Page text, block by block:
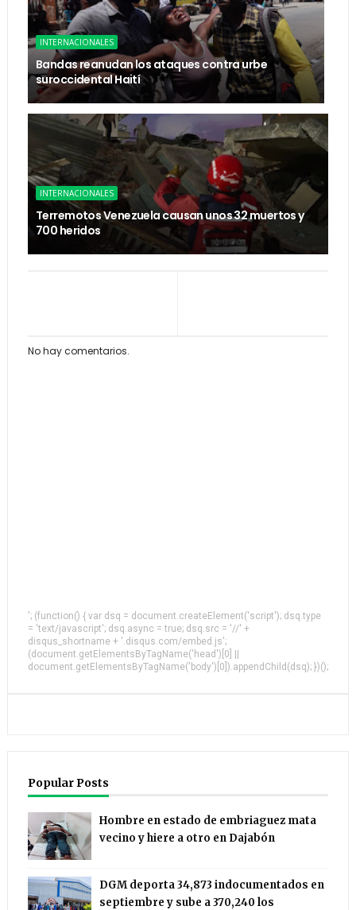
INTERNACIONALES
Bandas reanudan los ataques contra urbe
suroccidental Haití
INTERNACIONALES
Terremotos Venezuela causan unos 32 muertos y
700 heridos
No hay comentarios.
'; (function() { var dsq = document.createElement('script'); dsq.type
= 'text/javascript'; dsq.async = true; dsq.src = '//' +
disqus_shortname + '.disqus.com/embed.js';
(document.getElementsByTagName('head')[0] ||
document.getElementsByTagName('body')[0]).appendChild(dsq); })();
Popular Posts
Hombre en estado de embriaguez mata
vecino y hiere a otro en Dajabón
DGM deporta 34,873 indocumentados en
septiembre y sube a 370,240 los